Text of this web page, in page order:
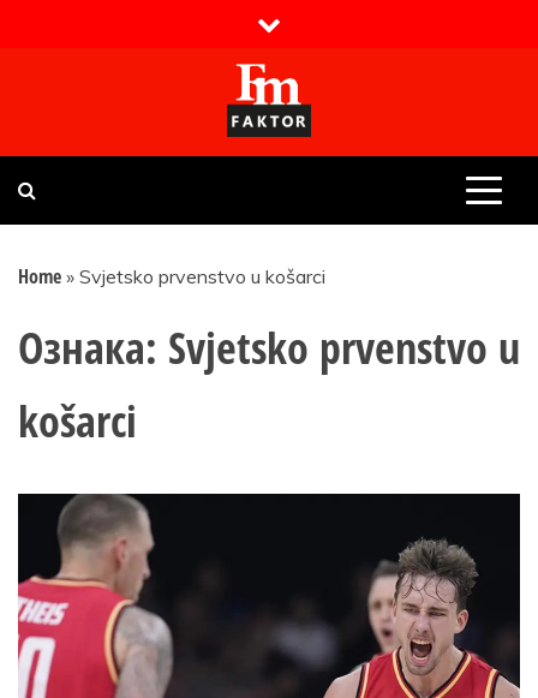
Faktor magazin
Uvijek presudan
Home » Svjetsko prvenstvo u košarci
Ознака: Svjetsko prvenstvo u
košarci